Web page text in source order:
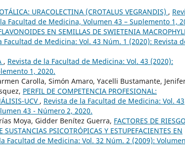
URACOLECTINA (CROTALUS VEGRANDIS) ,
Facultad de Medicina, Volumen 43 – Suplemento 1,
EN SEMILLAS DE SWIETENIA
Facultad de Medicina: Vol. 43 Núm. 1 (2020): Revista
, Revista de la Facultad de Medicina: Vol. 43 (2020):
1, 2020.
Carolla, Simón Amaro, Yacelli Bustamante,
PERFIL DE COMPETENCIA PROFESIONAL:
UCV , Revista de la Facultad de Medicina: Vol. 43
43 - Número 2, 2020.
Moya, Gidder Benítez Guerra, FACTORES DE RIESGO
PSICOTRÓPICAS Y ESTUPEFACIENTES EN
Facultad de Medicina: Vol. 32 Núm. 2 (2009):